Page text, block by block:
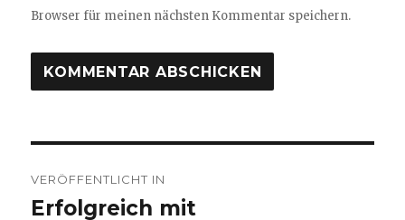
Browser für meinen nächsten Kommentar speichern.
VERÖFFENTLICHT IN
Erfolgreich mit